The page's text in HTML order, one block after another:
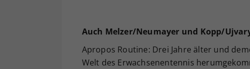
Auch Melzer/Neumayer und Kopp/
Apropos Routine: Drei Jahre älter und
Welt des Erwachsenentennis